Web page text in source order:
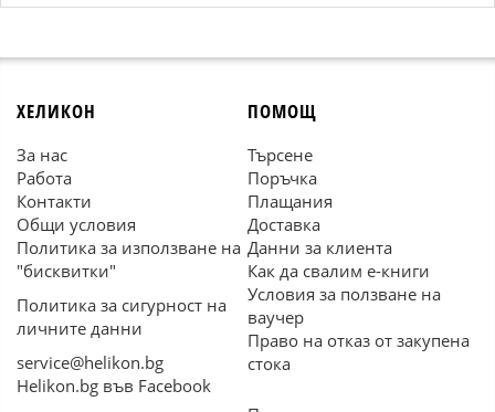
ХЕЛИКОН
За нас
Работа
Контакти
Общи условия
Политика за използване на
"бисквитки"
Политика за сигурност на
личните данни
service@helikon.bg
Helikon.bg във Facebook
ПОМОЩ
Търсене
Поръчка
Плащания
Доставка
Данни за клиента
Как да свалим е-книги
Условия за ползване на
ваучер
Право на отказ от закупена
стока